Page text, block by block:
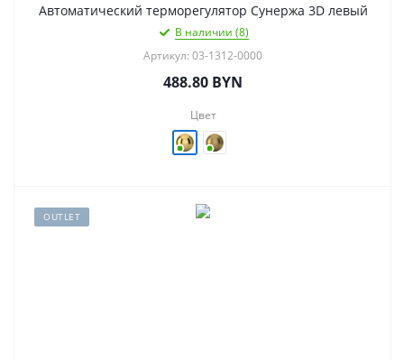
Автоматический терморегулятор Сунержа 3D левый
В наличии (8)
Артикул: 03-1312-0000
488.80 BYN
Цвет
OUTLET